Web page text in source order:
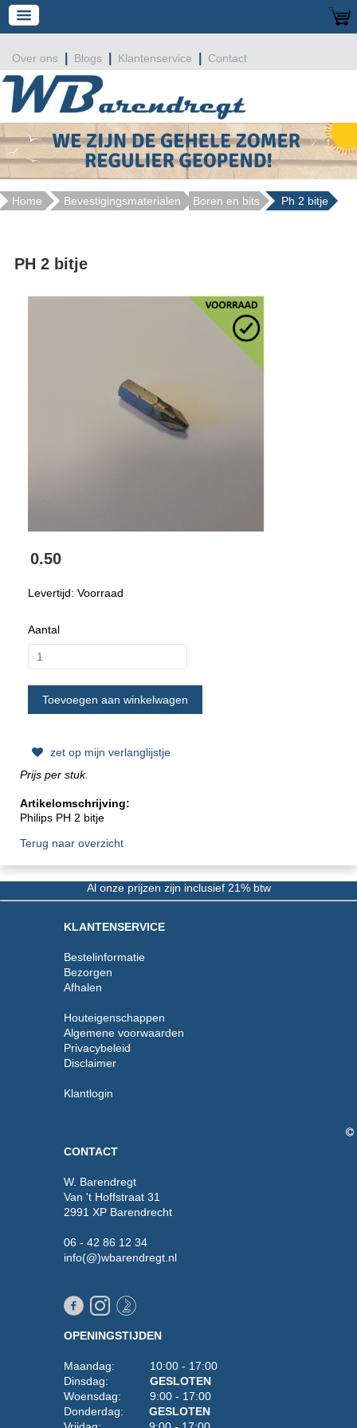
Over ons Blogs Klantenservice Contact
Home Bevestigingsmaterialen Boren en bits Ph 2 bitje
PH 2 bitje
0.50
Levertijd: Voorraad
Aantal
zet op mijn verlanglijstje
Prijs per stuk.
Artikelomschrijving:
Philips PH 2 bitje
Terug naar overzicht
Al onze prijzen zijn inclusief 21% btw
KLANTENSERVICE
Bestelinformatie
Bezorgen
Afhalen
Houteigenschappen
Algemene voorwaarden
Privacybeleid
Disclaimer
Klantlogin
CONTACT
W. Barendregt
Van 't Hoffstraat 31
2991 XP Barendrecht
06 - 42 86 12 34
info(@)wbarendregt.nl
OPENINGSTIJDEN
Maandag: 10:00 - 17:00
Dinsdag: GESLOTEN
Woensdag: 9:00 - 17:00
Donderdag: GESLOTEN